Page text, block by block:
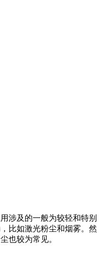
涉及的一般为较轻和特别
比如激光粉尘和烟雾。然
也较为常见。